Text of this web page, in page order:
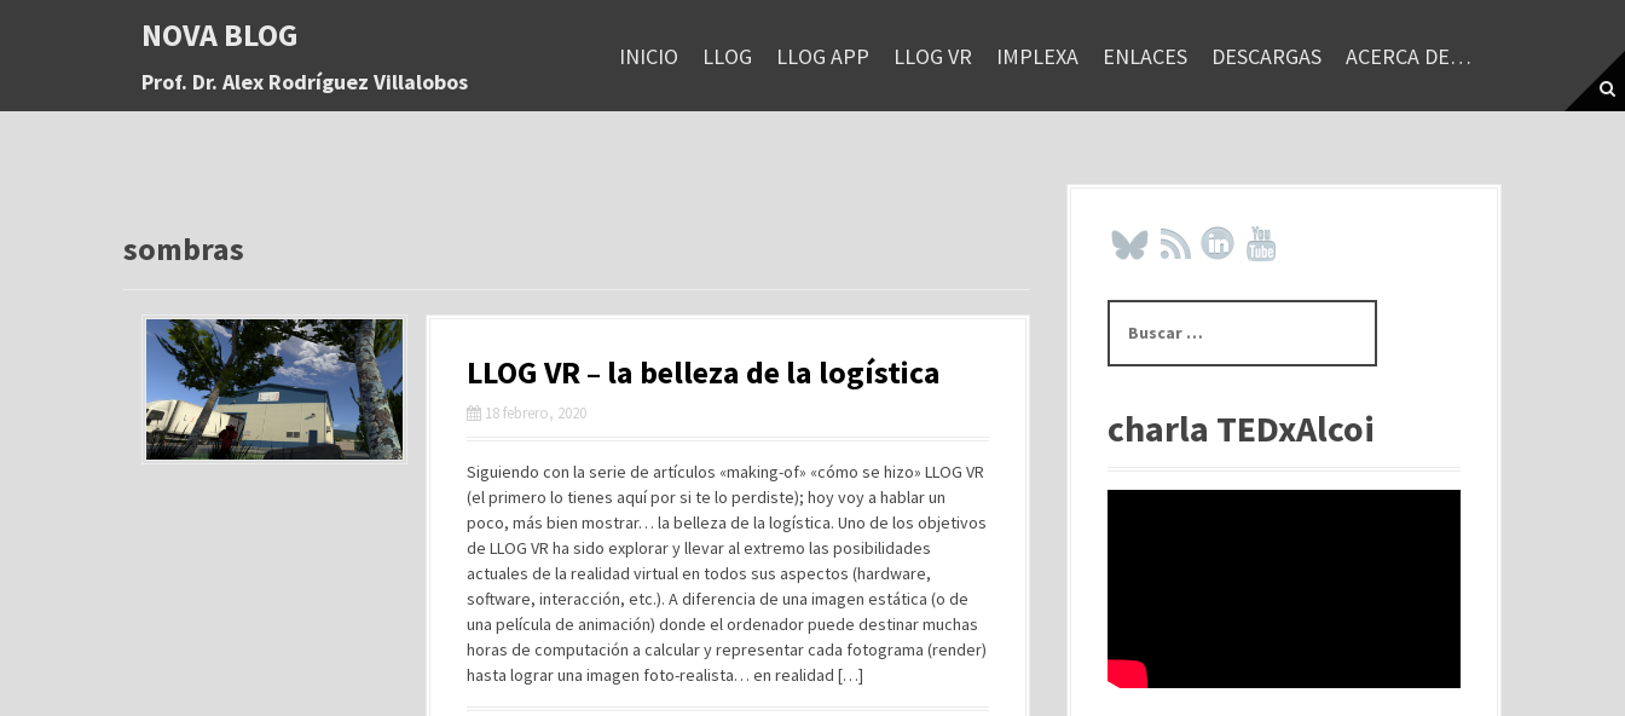
a
NOVA BLOG
Prof. Dr. Alex Rodríguez Villalobos
INICIO LLOG LLOG APP LLOG VR IMPLEXA ENLACES DESCARGAS ACERCA DE…
sombras
LLOG VR – la belleza de la logística
18 febrero, 2020
Siguiendo con la serie de artículos «making-of» «cómo se hizo» LLOG VR
(el primero lo tienes aquí por si te lo perdiste); hoy voy a hablar un
poco, más bien mostrar… la belleza de la logística. Uno de los objetivos
de LLOG VR ha sido explorar y llevar al extremo las posibilidades
actuales de la realidad virtual en todos sus aspectos (hardware,
software, interacción, etc.). A diferencia de una imagen estática (o de
una película de animación) donde el ordenador puede destinar muchas
horas de computación a calcular y representar cada fotograma (render)
hasta lograr una imagen foto-realista… en realidad […]
s
rcharla TEDxAlcoi